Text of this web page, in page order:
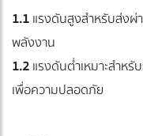
1.1แรงดันสูงสำหรับส่งผ่
พลังงาน
1.2แรงดันต่ำเหมาะสำหรั
เพื่อความปลอดภัย